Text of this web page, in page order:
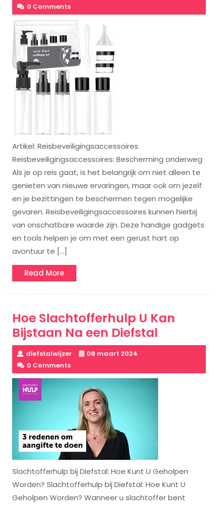
0 Comments
Artikel: Reisbeveiligingsaccessoires
Reisbeveiligingsaccessoires: Bescherming onderweg
Als je op reis gaat, is het belangrijk om niet alleen te
genieten van nieuwe ervaringen, maar ook om jezelf
en je bezittingen te beschermen tegen mogelijke
gevaren. Reisbeveiligingsaccessoires kunnen hierbij
van onschatbare waarde zijn. Deze handige gadgets
en tools helpen je om met een gerust hart op
avontuur te […]
Read MoreRead
More
Hoe Slachtofferhulp U Kan
Bijstaan Na een Diefstal
diefstalwijzer
08 maart 2024
0 Comments
Slachtofferhulp bij Diefstal: Hoe Kunt U Geholpen
Worden? Slachtofferhulp bij Diefstal: Hoe Kunt U
Geholpen Worden? Wanneer u slachtoffer bent